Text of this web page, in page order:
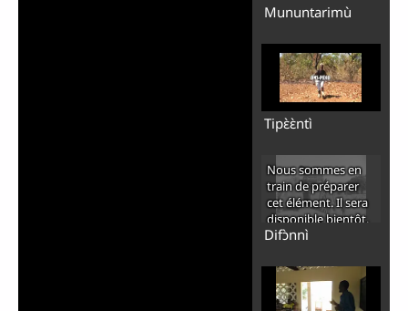
Mununtarimù
Tipɛ̀ɛ̀ntì
Nous sommes en
train de préparer
cet élément. Il sera
disponible bientôt.
Difɔ̀nnì